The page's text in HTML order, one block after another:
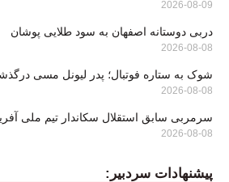
2026-08-09
دربی دوستانه اصفهان به سود طلایی پوشان
2026-08-08
شوک به ستاره فوتبال؛ پدر لیونل مسی
2026-08-08
سرمربی سابق استقلال سکاندار تیم ملی
2026-08-08
پیشنهادات سردبیر: